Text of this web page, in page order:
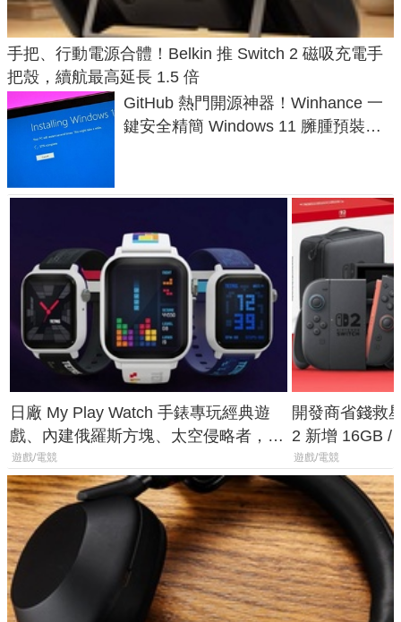
手把、行動電源合體！Belkin 推 Switch 2 磁吸充電手
把殼，續航最高延長 1.5 倍
GitHub 熱門開源神器！Winhance 一
鍵安全精簡 Windows 11 臃腫預裝軟
日廠 My Play Watch 手錶專玩經典遊
戲、內建俄羅斯方塊、太空侵略者，不
過竟然不能連手機？
遊戲/電競
開發商省錢救
2 新增 16GB /
選擇
遊戲/電競